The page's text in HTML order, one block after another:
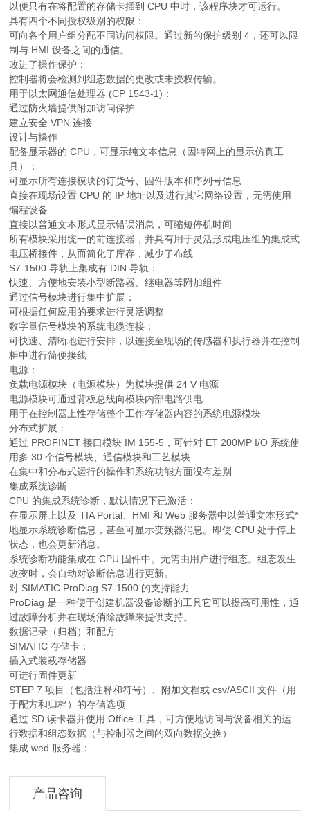
以便只有在将配置的存储卡插到 CPU 中时，该程序块才可运行。
具有四个不同授权级别的权限：
可向各个用户组分配不同访问权限。通过新的保护级别 4，还可以限
制与 HMI 设备之间的通信。
改进了操作保护：
控制器将会检测到组态数据的更改或未授权传输。
用于以太网通信处理器 (CP 1543-1)：
通过防火墙提供附加访问保护
建立安全 VPN 连接
设计与操作
配备显示器的 CPU，可显示纯文本信息（因特网上的显示仿真工
具）：
可显示所有连接模块的订货号、固件版本和序列号信息
直接在现场设置 CPU 的 IP 地址以及进行其它网络设置，无需使用
编程设备
直接以普通文本形式显示错误消息，可缩短停机时间
所有模块采用统一的前连接器，并具有用于灵活形成电压组的集成式
电压桥接件，从而简化了库存，减少了布线
S7-1500 导轨上集成有 DIN 导轨：
快速、方便地安装小型断路器、继电器等附加组件
通过信号模块进行集中扩展：
可根据任何应用的要求进行灵活调整
数字量信号模块的系统电缆连接：
可快速、清晰地进行安排，以连接至现场的传感器和执行器并在控制
柜中进行简便接线
电源：
负载电源模块（电源模块）为模块提供 24 V 电源
电源模块可通过背板总线向模块内部电路供电
用于在控制器上性存储整个工作存储器内容的系统电源模块
分布式扩展：
通过 PROFINET 接口模块 IM 155-5，可针对 ET 200MP I/O 系统使
用多 30 个信号模块、通信模块和工艺模块
在集中和分布式运行的操作和系统功能方面没有差别
集成系统诊断
CPU 的集成系统诊断，默认情况下已激活：
在显示屏上以及 TIA Portal、HMI 和 Web 服务器中以普通文本形式*
地显示系统诊断信息，甚至可显示变频器消息。即使 CPU 处于停止
状态，也会更新消息。
系统诊断功能集成在 CPU 固件中。无需由用户进行组态。组态发生
改变时，会自动对诊断信息进行更新。
对 SIMATIC ProDiag S7-1500 的支持能力
ProDiag 是一种便于创建机器设备诊断的工具它可以提高可用性，通
过故障分析并在现场消除故障来提供支持。
数据记录（归档）和配方
SIMATIC 存储卡：
插入式装载存储器
可进行固件更新
STEP 7 项目（包括注释和符号）、附加文档或 csv/ASCII 文件（用
于配方和归档）的存储选项
通过 SD 读卡器并使用 Office 工具，可方便地访问与设备相关的运
行数据和组态数据（与控制器之间的双向数据交换）
集成 wed 服务器：
产品咨询